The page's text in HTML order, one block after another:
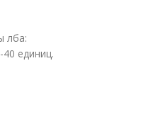
лба:
единиц.